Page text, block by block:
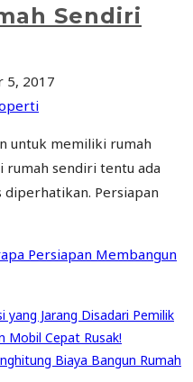
Sendiri
5, 2017
untuk memiliki rumah
rumah sendiri tentu ada
Persiapan
Persiapan Membangun
yang Jarang Disadari Pemilik
Mobil Cepat Rusak!
Biaya Bangun Rumah